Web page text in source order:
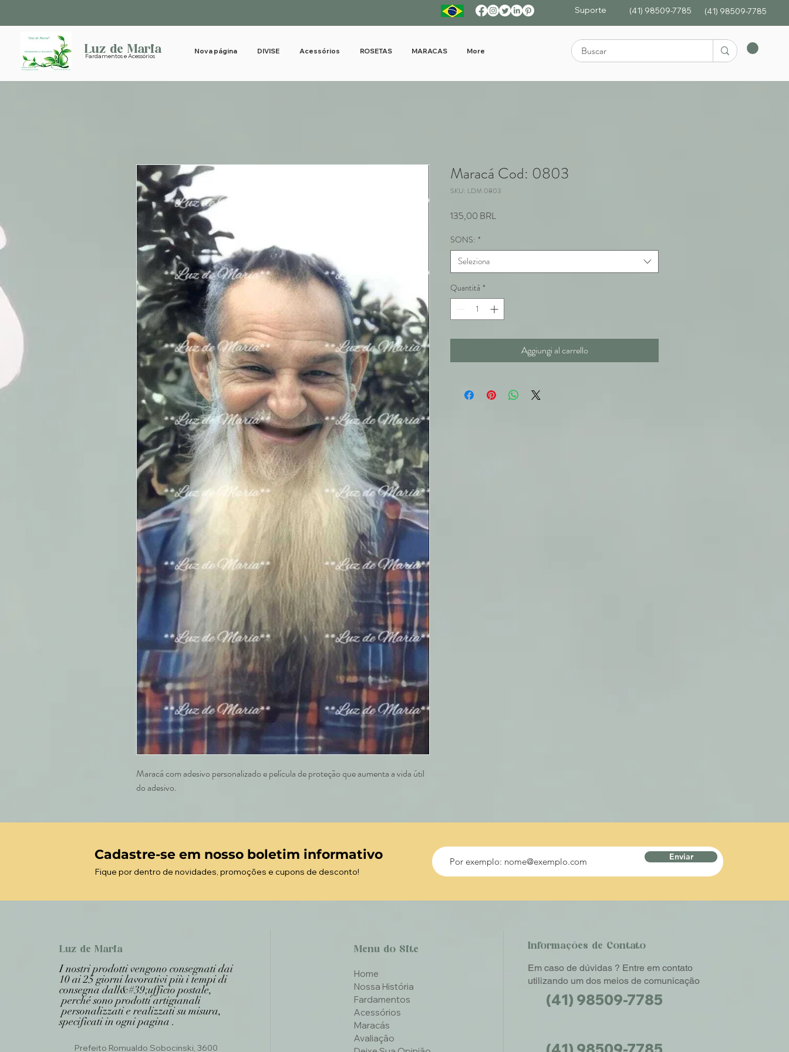
Suporte (41) 98509-7785 (41) 98509-7785
Luz de Maria
Fardamentos e Acessórios
Nova página DIVISE Acessórios ROSETAS MARACAS More
Maracá com adesivo personalizado e película de proteção que aumenta a vida útil
do adesivo.
Maracá Cod: 0803
SKU: LDM 0803
135,00 BRLPrezzo
SONS: *
Seleziona
Quantità *
Aggiungi al carrello
Cadastre-se em nosso boletim informativo
Fique por dentro de novidades, promoções e cupons de desconto!
Enviar
Luz de Maria
I nostri prodotti vengono consegnati dai
10 ai 25 giorni lavorativi più i tempi di
consegna dall&#39;ufficio postale,
perché sono prodotti artigianali
personalizzati e realizzati su misura,
specificati in ogni pagina .
Prefeito Romualdo Sobocinski, 3600
Menu do Site
Home
Nossa História
Fardamentos
Acessórios
Maracás
Avaliação
Informações de Contato
Em caso de dúvidas ? Entre em contato
utilizando um dos meios de comunicação
(41) 98509-7785